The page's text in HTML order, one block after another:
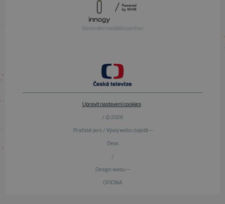
Generální mediální partner
Upravit nastavení cookies
/ © 2026
Pražské jaro / Vývoj webu zajistili —
Devx
/
Design webu —
OFICINA